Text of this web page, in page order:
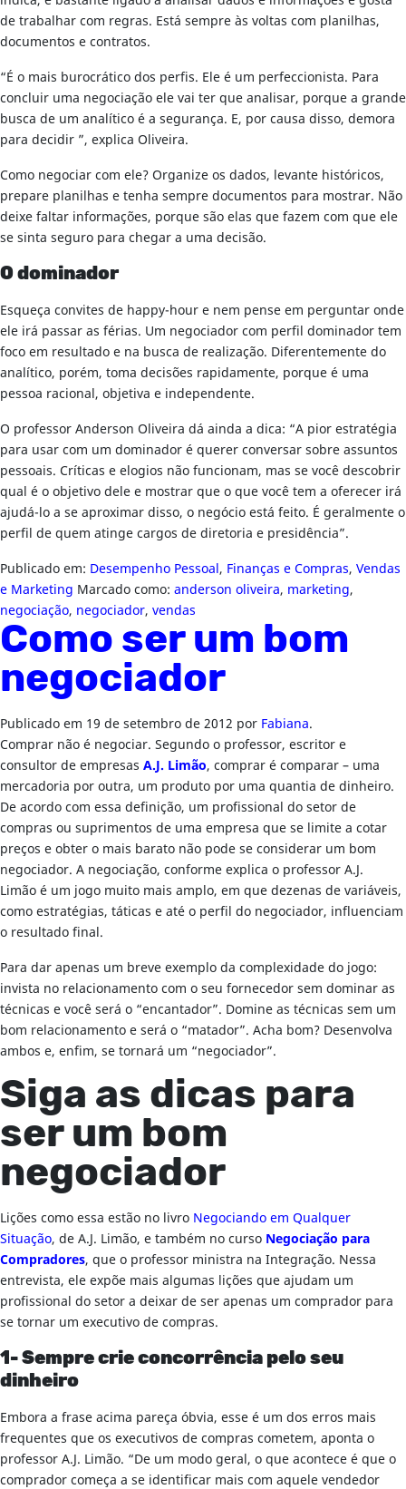
de trabalhar com regras. Está sempre às voltas com planilhas,
documentos e contratos.
“É o mais burocrático dos perfis. Ele é um perfeccionista. Para
concluir uma negociação ele vai ter que analisar, porque a grande
busca de um analítico é a segurança. E, por causa disso, demora
para decidir ”, explica Oliveira.
Como negociar com ele? Organize os dados, levante históricos,
prepare planilhas e tenha sempre documentos para mostrar. Não
deixe faltar informações, porque são elas que fazem com que ele
se sinta seguro para chegar a uma decisão.
O dominador
Esqueça convites de happy-hour e nem pense em perguntar onde
ele irá passar as férias. Um negociador com perfil dominador tem
foco em resultado e na busca de realização. Diferentemente do
analítico, porém, toma decisões rapidamente, porque é uma
pessoa racional, objetiva e independente.
O professor Anderson Oliveira dá ainda a dica: “A pior estratégia
para usar com um dominador é querer conversar sobre assuntos
pessoais. Críticas e elogios não funcionam, mas se você descobrir
qual é o objetivo dele e mostrar que o que você tem a oferecer irá
ajudá-lo a se aproximar disso, o negócio está feito. É geralmente o
perfil de quem atinge cargos de diretoria e presidência”.
Publicado em: Desempenho Pessoal, Finanças e Compras, Vendas
e Marketing Marcado como: anderson oliveira, marketing,
negociação, negociador, vendas
Como ser um bom
negociador
Publicado em 19 de setembro de 2012 por Fabiana.
Comprar não é negociar. Segundo o professor, escritor e
consultor de empresas A.J. Limão, comprar é comparar – uma
mercadoria por outra, um produto por uma quantia de dinheiro.
De acordo com essa definição, um profissional do setor de
compras ou suprimentos de uma empresa que se limite a cotar
preços e obter o mais barato não pode se considerar um bom
negociador. A negociação, conforme explica o professor A.J.
Limão é um jogo muito mais amplo, em que dezenas de variáveis,
como estratégias, táticas e até o perfil do negociador, influenciam
o resultado final.
Para dar apenas um breve exemplo da complexidade do jogo:
invista no relacionamento com o seu fornecedor sem dominar as
técnicas e você será o “encantador”. Domine as técnicas sem um
bom relacionamento e será o “matador”. Acha bom? Desenvolva
ambos e, enfim, se tornará um “negociador”.
Siga as dicas para
ser um bom
negociador
Lições como essa estão no livro Negociando em Qualquer
Situação, de A.J. Limão, e também no curso Negociação para
Compradores, que o professor ministra na Integração. Nessa
entrevista, ele expõe mais algumas lições que ajudam um
profissional do setor a deixar de ser apenas um comprador para
se tornar um executivo de compras.
1- Sempre crie concorrência pelo seu
dinheiro
Embora a frase acima pareça óbvia, esse é um dos erros mais
frequentes que os executivos de compras cometem, aponta o
professor A.J. Limão. “De um modo geral, o que acontece é que o
comprador começa a se identificar mais com aquele vendedor